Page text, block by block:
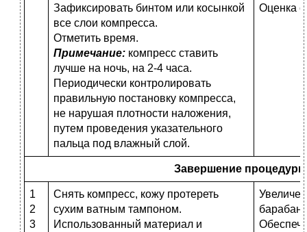
Зафиксировать бинтом или косынкой
все слои компресса.
Отметить время.
Примечание: компресс ставить
лучше на ночь, на 2-4 часа.
Периодически контролировать
правильную постановку компресса,
не нарушая плотности наложения,
путем проведения указательного
пальца под влажный слой.
Оценка
Завершение
1
2
3
Снять компресс, кожу протереть
сухим ватным тампоном.
Использованный материал и